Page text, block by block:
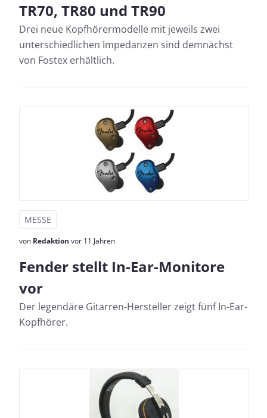
TR70, TR80 und TR90
Drei neue Kopfhörermodelle mit jeweils zwei
unterschiedlichen Impedanzen sind demnächst
von Fostex erhältlich.
MESSE
von Redaktion vor 11 Jahren
Fender stellt In-Ear-Monitore
vor
Der legendäre Gitarren-Hersteller zeigt fünf In-Ear-
Kopfhörer.